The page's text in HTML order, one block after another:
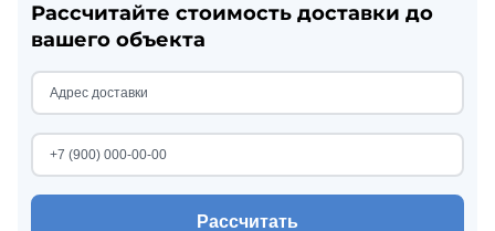
Рассчитайте стоимость доставки до
вашего объекта
Рассчитать